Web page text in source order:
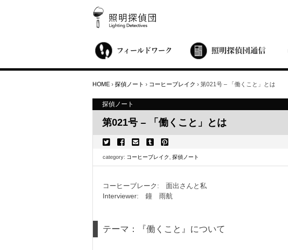
街歩き・サロン
世界都市照明調査
こどもワークショップ
ライトアップニンジャ
夜景ウォッチングツアー
100万人のキャンドルナイト
オンライン活動
アニュアルフォーラム
その他の活動 面
照
コ
あ
HOME › 探偵ノート › コーヒーブレイク › 第021号 – 「働くこと」とは
探偵ノート
第021号 – 「働くこと」とは
category: コーヒーブレイク 探偵ノート
コーヒーブレーク: 面出さんと私
Interviewer: 鐘 雨航
テーマ：『働くこと』について